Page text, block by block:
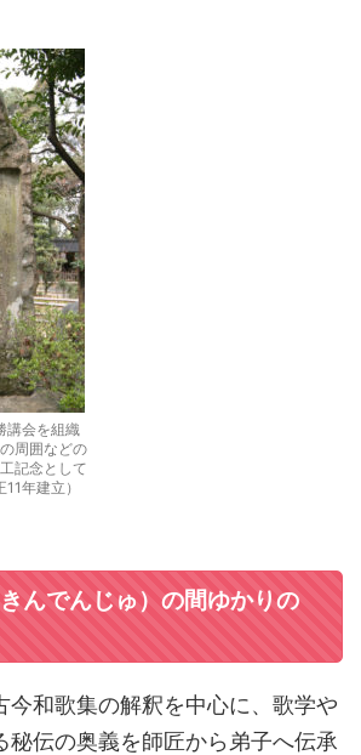
講会を組織
周囲などの
記念として
年建立）
んでんじゅ）の間ゆかりの
今和歌集の解釈を中心に、歌学や
秘伝の奥義を師匠から弟子へ伝承